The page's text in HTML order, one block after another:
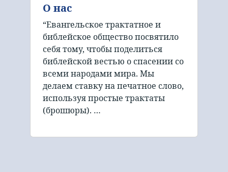
О нас
“Евангельское трактатное и
библейское общество посвятило
себя тому, чтобы поделиться
библейской вестью о спасении со
всеми народами мира. Мы
делаем ставку на печатное слово,
используя простые трактаты
(брошюры). …